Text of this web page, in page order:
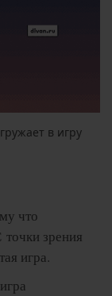
в игру
что
зрения
игра.